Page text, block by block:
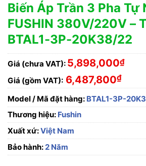
Biến Áp Trần 3 Pha Tự
FUSHIN 380V/220V –
BTAL1-3P-20K38/22
Giá (chưa VAT): 5,898,000₫
Giá (gồm VAT): 6,487,800₫
Model / Mã đặt hàng: BTAL1-3P-
Thương hiệu: Fushin
Xuất xứ:Việt Nam
Bảo hành:2 Năm